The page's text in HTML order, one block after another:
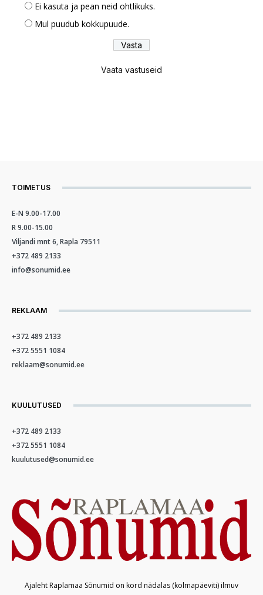
Ei kasuta ja pean neid ohtlikuks.
Mul puudub kokkupuude.
Vaata vastuseid
TOIMETUS
E-N 9.00-17.00
R 9.00-15.00
Viljandi mnt 6, Rapla 79511
+372 489 2133
info@sonumid.ee
REKLAAM
+372 489 2133
+372 5551 1084
reklaam@sonumid.ee
KUULUTUSED
+372 489 2133
+372 5551 1084
kuulutused@sonumid.ee
Ajaleht Raplamaa Sõnumid on kord nädalas (kolmapäeviti) ilmuv